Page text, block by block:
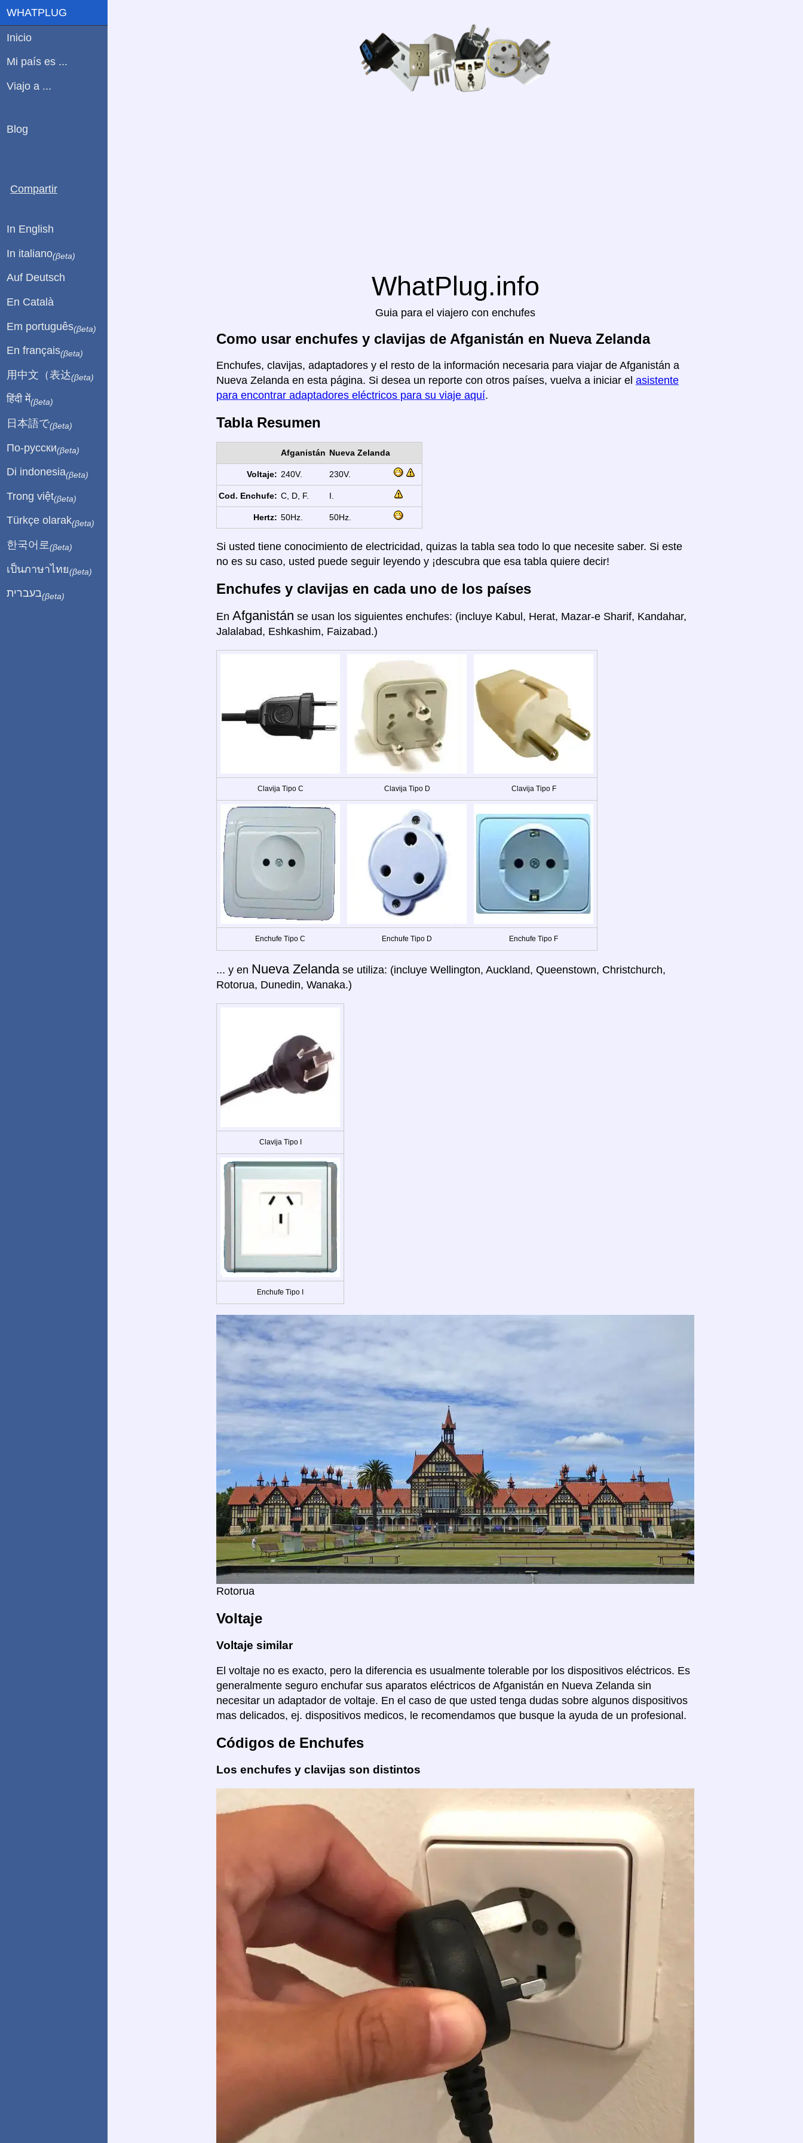
WhatPlug.info
Guia para el viajero con enchufes
Como usar enchufes y clavijas de Afganistán en Nueva Zelanda
Enchufes, clavijas, adaptadores y el resto de la información necesaria para viajar de Afganistán a
Nueva Zelanda en esta página. Si desea un reporte con otros países, vuelva a iniciar el asistente
para encontrar adaptadores eléctricos para su viaje aquí.
Tabla Resumen
Afganistán Nueva Zelanda
Voltaje: 240V. 230V.
Cod. Enchufe: C, D, F. I.
Hertz: 50Hz. 50Hz.
Si usted tiene conocimiento de electricidad, quizas la tabla sea todo lo que necesite saber. Si este
no es su caso, usted puede seguir leyendo y ¡descubra que esa tabla quiere decir!
Enchufes y clavijas en cada uno de los países
En Afganistán se usan los siguientes enchufes: (incluye Kabul, Herat, Mazar-e Sharif, Kandahar,
Jalalabad, Eshkashim, Faizabad.)
Clavija Tipo C Clavija Tipo D Clavija Tipo F
Enchufe Tipo C Enchufe Tipo D Enchufe Tipo F
... y en Nueva Zelanda se utiliza: (incluye Wellington, Auckland, Queenstown, Christchurch,
Rotorua, Dunedin, Wanaka.)
Clavija Tipo I
Enchufe Tipo I
Rotorua
Voltaje
Voltaje similar
El voltaje no es exacto, pero la diferencia es usualmente tolerable por los dispositivos eléctricos. Es
generalmente seguro enchufar sus aparatos eléctricos de Afganistán en Nueva Zelanda sin
necesitar un adaptador de voltaje. En el caso de que usted tenga dudas sobre algunos dispositivos
mas delicados, ej. dispositivos medicos, le recomendamos que busque la ayuda de un profesional.
Códigos de Enchufes
Los enchufes y clavijas son distintos
WHATPLUG
Inicio
Mi país es ...
Viajo a ...
Blog
Compartir
In English
In italiano(βeta)
Auf Deutsch
En Català
Em português(βeta)
En français(βeta)
用中文（表达(βeta)
हिंदी में(βeta)
日本語で(βeta)
По-русски(βeta)
Di indonesia(βeta)
Trong việt(βeta)
Türkçe olarak(βeta)
한국어로 (βeta)
เป็นภาษาไทย(βeta)
בעברית(βeta)